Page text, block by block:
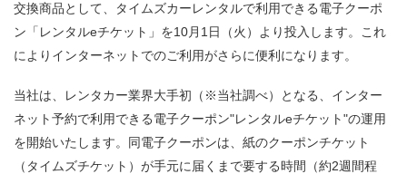
交換商品として、タイムズカーレンタルで利用できる電子クーポ
ン「レンタルeチケット」を10月1日（火）より投入します。これ
によりインターネットでのご利用がさらに便利になります。
当社は、レンタカー業界大手初（※当社調べ）となる、インター
ネット予約で利用できる電子クーポン"レンタルeチケット"の運用
を開始いたします。同電子クーポンは、紙のクーポンチケット
（タイムズチケット）が手元に届くまで要する時間（約2週間程